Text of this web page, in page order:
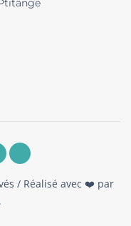
/ Réalisé avec ❤️ par
.